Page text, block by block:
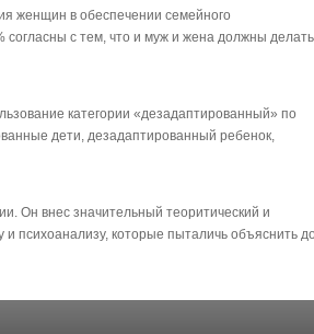
женщин в обеспечении семейного
согласны с тем, что и муж и жена должны делать
категории «дезадаптированный» по
дети, дезадаптированный ребенок,
Он внес значительный теоритический и
и психоанализу, которые пыталичь объяснить до